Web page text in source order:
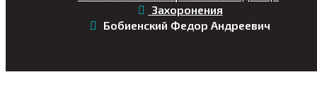
Захоронения
Бобиенский Федор Андреевич